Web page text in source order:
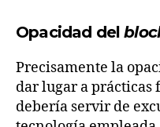
Opacidad del
Precisamente la
dar lugar a prácticas
debería servir de